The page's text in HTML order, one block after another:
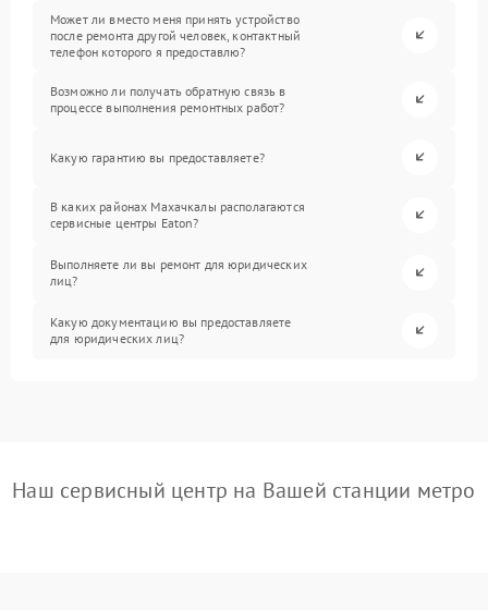
Может ли вместо меня принять устройство
после ремонта другой человек, контактный
телефон которого я предоставлю?
Возможно ли получать обратную связь в
процессе выполнения ремонтных работ?
Какую гарантию вы предоставляете?
В каких районах Махачкалы располагаются
сервисные центры Eaton?
Выполняете ли вы ремонт для юридических
лиц?
Какую документацию вы предоставляете
для юридических лиц?
Наш сервисный центр на Вашей станции метро